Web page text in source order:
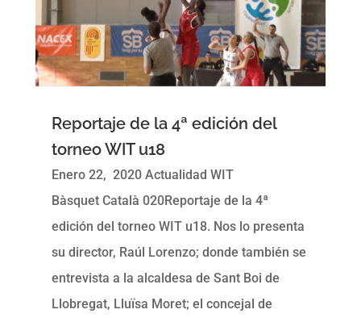
Reportaje de la 4ª edición del
torneo WIT u18
Enero 22, 2020 Actualidad WIT
Bàsquet Català 020Reportaje de la 4ª
edición del torneo WIT u18. Nos lo presenta
su director, Raúl Lorenzo; donde también se
entrevista a la alcaldesa de Sant Boi de
Llobregat, Lluïsa Moret; el concejal de